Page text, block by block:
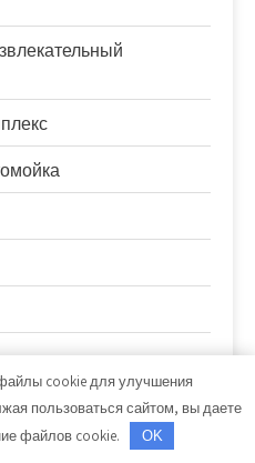
на дровах и
cookie для улучшения
пользоваться сайтом, вы даете
файлов cookie.
OK